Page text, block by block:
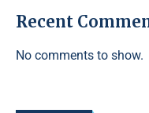
Recent
No comments to show.